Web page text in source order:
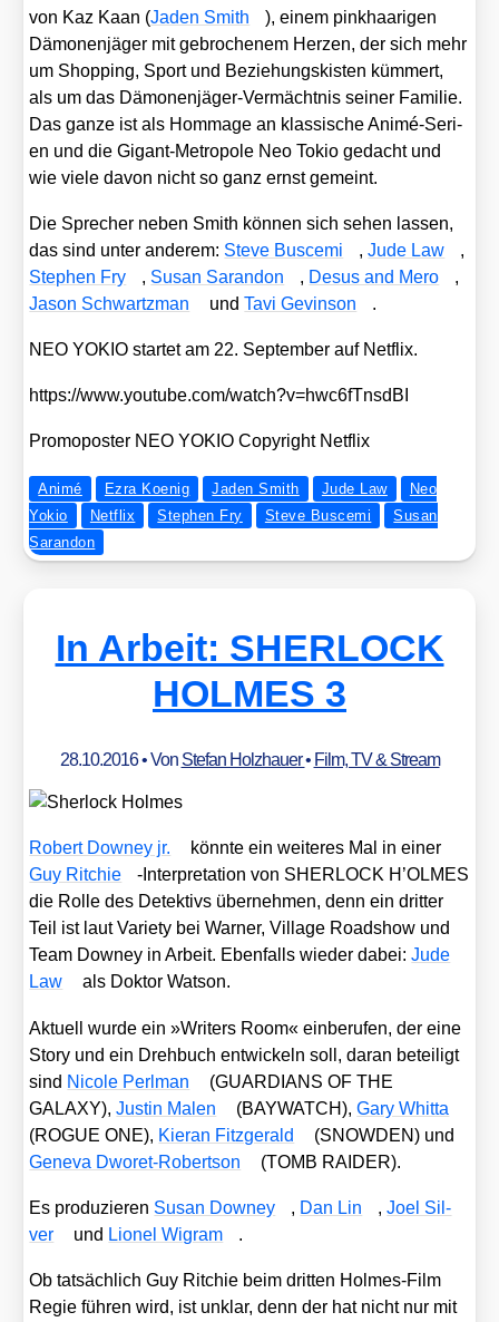
von Kaz Kaan (Jaden Smith
), einem pink­haa­ri­gen
Dämo­nen­jä­ger mit gebro­che­nem Her­zen, der sich mehr
um Shop­ping, Sport und Bezie­hungs­kis­ten küm­mert,
als um das Dämo­nen­jä­ger-Ver­mächt­nis sei­ner Fami­lie.
Das gan­ze ist als Hom­mage an klas­si­sche Ani­mé-Seri­
en und die Gigant-Metro­po­le Neo Tokio gedacht und
wie vie­le davon nicht so ganz ernst gemeint.
Die Spre­cher neben Smith kön­nen sich sehen las­sen,
das sind unter ande­rem: Ste­ve Bus­ce­mi ,Jude Law
,
Ste­phen Fry
, Sus­an Saran­don , Desus and Mero
,
Jason Schwartzman
undTavi Gevin­son .
NEO YOKIO star­tet am 22. Sep­tem­ber auf Net­flix.
https://​www​.you​tube​.com/​w​a​t​c​h​?​v​=​h​w​c​6​f​T​n​s​dBI
Pro­mo­pos­ter NEO YOKIO Copy­right Net­flix
Animé Ezra Koenig Jaden Smith Jude Law
Neo
Yokio
Netflix Stephen Fry Steve Buscemi
Susan
Sarandon
In Arbeit: SHERLOCK
HOLMES 3
28.10.2016• Von Stefan Holzhauer• Film, TV & Stream
Robert Dow­ney jr.
könn­te ein wei­te­res Mal in einer
Guy Rit­chie
-Inter­pre­ta­ti­on von SHERLOCK H’OLMES
die Rol­le des Detek­tivs über­neh­men, denn ein drit­ter
Teil ist laut Varie­ty bei War­ner, Vil­la­ge Road­show und
Team Dow­ney in Arbeit. Eben­falls wie­der dabei:Jude
Law
als Dok­tor Wat­son.
Aktu­ell wur­de ein »Wri­ters Room« ein­be­ru­fen, der eine
Sto­ry und ein Dreh­buch ent­wi­ckeln soll, dar­an betei­ligt
sind Nico­le Perl­man
(GUARDIANS OF THE
GALAXY),Jus­tin Malen (BAYWATCH),Gary Whit­ta
(ROGUE ONE), Kier­an Fitz­ge­rald
(SNOWDEN) und
Gen­e­va Dwo­ret-Robert­son
(TOMB RAIDER).
Es pro­du­zie­ren Sus­an Dow­ney , Dan Lin ,Joel Sil­
ver
und Lio­nel Wigram .
Ob tat­säch­lich Guy Rit­chie beim drit­ten Hol­mes-Film
Regie füh­ren wird, ist unklar, denn der hat nicht nur mit